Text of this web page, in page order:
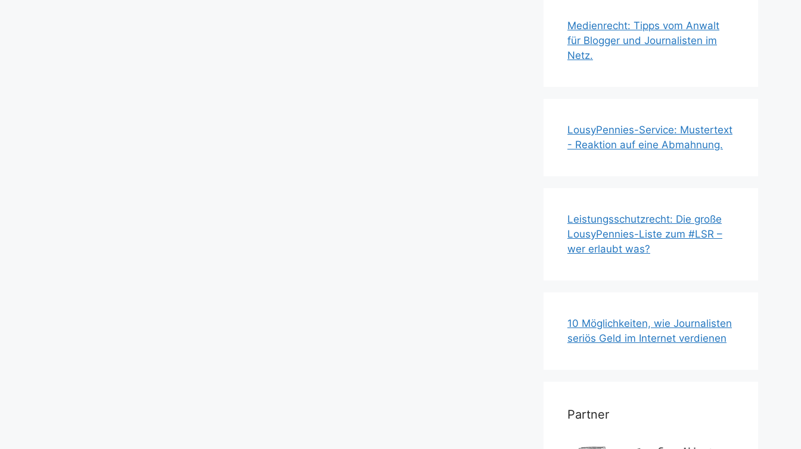
Medienrecht: Tipps vom Anwalt
für Blogger und Journalisten im
Netz.
LousyPennies-Service: Mustertext
- Reaktion auf eine Abmahnung.
Leistungsschutzrecht: Die große
LousyPennies-Liste zum #LSR –
wer erlaubt was?
10 Möglichkeiten, wie Journalisten
seriös Geld im Internet verdienen
Partner